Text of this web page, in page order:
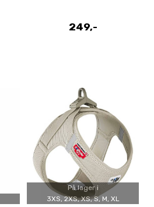
249,-
På lager i
3XS, 2XS, XS, S, M, XL